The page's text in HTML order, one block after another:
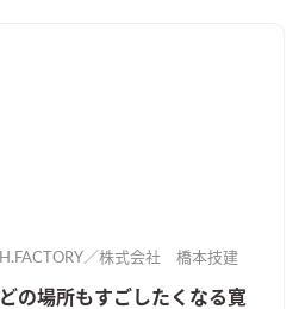
H.FACTORY／株式会社 橋本技建
どの場所もすごしたくなる寛